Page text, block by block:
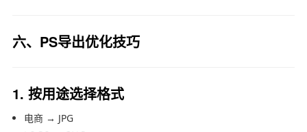
六、PS导出优化技巧
1. 按用途选择格式
电商 → JPG